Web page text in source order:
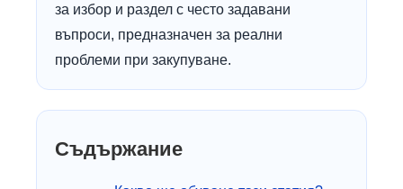
за избор и раздел с често задавани
въпроси, предназначен за реални
проблеми при закупуване.
Съдържание